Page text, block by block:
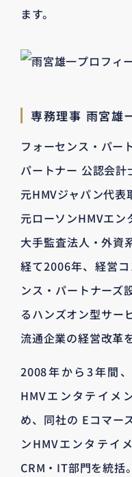
ます。
専務理事 雨宮雄
フォーセンス・パー
パートナー 公認会計
元HMVジャパン代表
元ローソンHMVエン
大手監査法人・外資
経て2006年、経営
ンス・パートナーズ
るハンズオン型サー
流通企業の経営改革
2008年から3年間
HMVエンタテイメ
め、同社の Eコマー
ンHMVエンタテイ
CRM・IT部門を統括。